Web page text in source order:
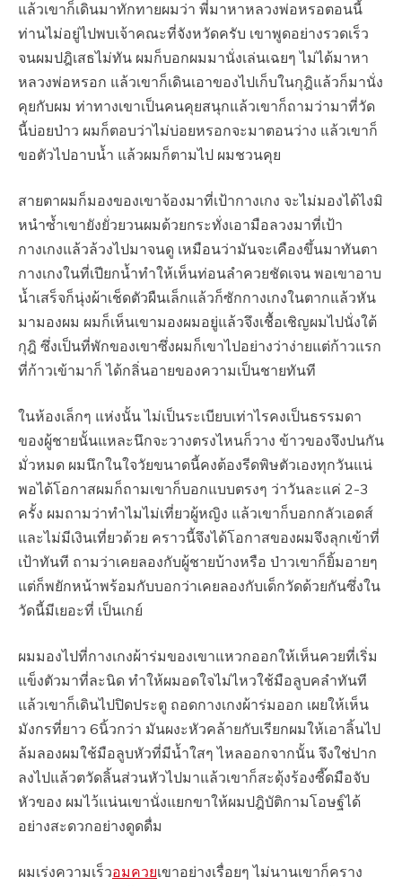
แล้วเขาก็เดินมาทักทายผมว่า พี่มาหาหลวงพ่อหรอตอนนี้
ท่านไม่อยู่ไปพบเจ้าคณะที่จังหวัดครับ เขาพูดอย่างรวดเร็ว
จนผมปฎิเสธไม่ทัน ผมก็บอกผมมานั่งเล่นเฉยๆ ไม่ได้มาหา
หลวงพ่อหรอก แล้วเขาก็เดินเอาของไปเก็บในกุฎิแล้วก็มานั่ง
คุยกับผม ท่าทางเขาเป็นคนคุยสนุกแล้วเขาก็ถามว่ามาที่วัด
นี้บ่อยป่าว ผมก็ตอบว่าไม่บ่อยหรอกจะมาตอนว่าง แล้วเขาก็
ขอตัวไปอาบน้ำ แล้วผมก็ตามไป ผมชวนคุย
สายตาผมก็มองของเขาจ้องมาที่เป้ากางเกง จะไม่มองได้ไงมิ
หนำซ้ำเขายังยั่วยวนผมด้วยกระทั่งเอามือลวงมาที่เป้า
กางเกงแล้วล้วงไปมาจนดู เหมือนว่ามันจะเคืองขึ้นมาทันตา
กางเกงในที่เปียกน้ำทำให้เห็นท่อนลำควยชัดเจน พอเขาอาบ
น้ำเสร็จก็นุ่งผ้าเช็ดตัวผืนเล็กแล้วก็ซักกางเกงในตากแล้วหัน
มามองผม ผมก็เห็นเขามองผมอยู่แล้วจึงเชื้อเชิญผมไปนั่งใต้
กุฎิ ซึ่งเป็นที่พักของเขาซึ่งผมก็เขาไปอย่างว่าง่ายแต่ก้าวแรก
ที่ก้าวเข้ามาก็ ได้กลิ่นอายของความเป็นชายทันที
ในห้องเล็กๆ แห่งนั้น ไม่เป็นระเบียบเท่าไรคงเป็นธรรมดา
ของผู้ชายนั้นแหละนึกจะวางตรงไหนก็วาง ข้าวของจึงปนกัน
มั่วหมด ผมนึกในใจวัยขนาดนี้คงต้องรีดพิษตัวเองทุกวันแน่
พอได้โอกาสผมก็ถามเขาก็บอกแบบตรงๆ ว่าวันละแค่ 2-3
ครั้ง ผมถามว่าทำไมไม่เที่ยวผู้หญิง แล้วเขาก็บอกกลัวเอดส์
และไม่มีเงินเที่ยวด้วย คราวนี้จึงได้โอกาสของผมจึงลุกเข้าที่
เป้าทันที ถามว่าเคยลองกับผู้ชายบ้างหรือ ป่าวเขาก็ยิ้มอายๆ
แต่ก็พยักหน้าพร้อมกับบอกว่าเคยลองกับเด็กวัดด้วยกันซึ่งใน
วัดนี้มีเยอะที่ เป็นเกย์
ผมมองไปที่กางเกงผ้าร่มของเขาแหวกออกให้เห็นควยที่เริ่ม
แข็งตัวมาที่ละนิด ทำให้ผมอดใจไม่ไหวใช้มือลูบคลำทันที
แล้วเขาก็เดินไปปิดประตู ถอดกางเกงผ้าร่มออก เผยให้เห็น
มังกรที่ยาว 6นิ้วกว่า มันผงะหัวคล้ายกับเรียกผมให้เอาลิ้นไป
ล้มลองผมใช้มือลูบหัวที่มีน้ำใสๆ ไหลออกจากนั้น จึงใช่ปาก
ลงไปแล้วตวัดลิ้นส่วนหัวไปมาแล้วเขาก็สะดุ้งร้องซี๊ดมือจับ
หัวของ ผมไว้แน่นเขานั่งแยกขาให้ผมปฎิบัติกามโอษฐ์ได้
อย่างสะดวกอย่างดูดดื่ม
ผมเร่งความเร็วอมควยเขาอย่างเรื่อยๆ ไม่นานเขาก็คราง